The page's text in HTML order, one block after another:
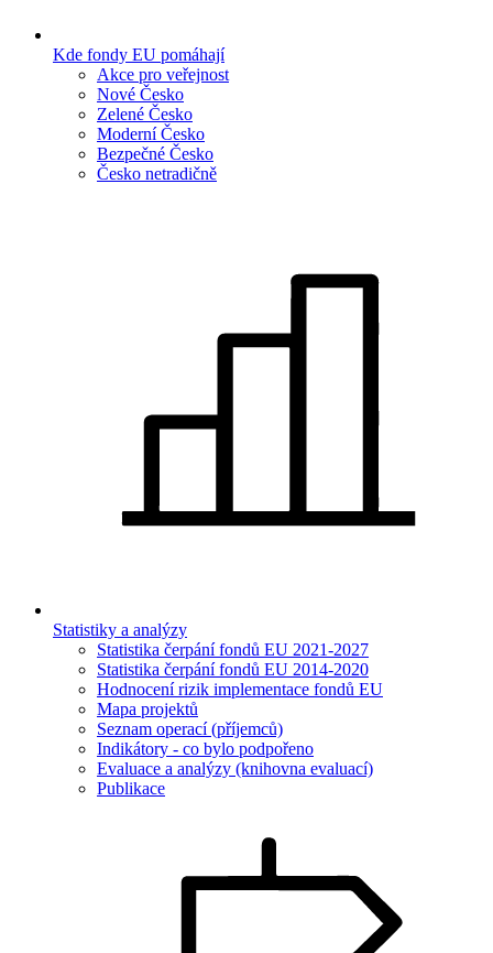
Kde fondy EU pomáhají
Akce pro veřejnost
Nové Česko
Zelené Česko
Moderní Česko
Bezpečné Česko
Česko netradičně
Statistiky a analýzy
Statistika čerpání fondů EU 2021-2027
Statistika čerpání fondů EU 2014-2020
Hodnocení rizik implementace fondů EU
Mapa projektů
Seznam operací (příjemců)
Indikátory - co bylo podpořeno
Evaluace a analýzy (knihovna evaluací)
Publikace